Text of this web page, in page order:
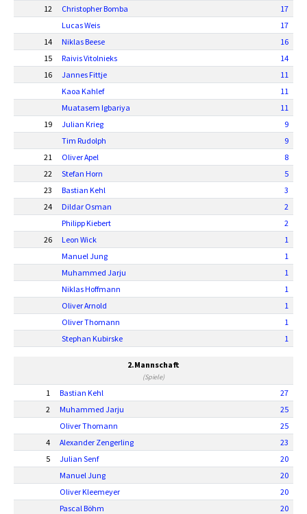
12
Christopher Bomba
17
Lucas Weis
17
14
Niklas Beese
16
15
Raivis Vitolnieks
14
16
Jannes Fittje
11
Kaoa Kahlef
11
Muatasem Igbariya
11
19
Julian Krieg
9
Tim Rudolph
9
21
Oliver Apel
8
22
Stefan Horn
5
23
Bastian Kehl
3
24
Dildar Osman
2
Philipp Kiebert
2
26
Leon Wick
1
Manuel Jung
1
Muhammed Jarju
1
Niklas Hoffmann
1
Oliver Arnold
1
Oliver Thomann
1
Stephan Kubirske
1
2.Mannschaft
(Spiele)
1 Bastian Kehl
27
2
Muhammed Jarju
25
Oliver Thomann
25
4
Alexander Zengerling
23
5
Julian Senf
20
Manuel Jung
20
Oliver Kleemeyer
20
Pascal Böhm
20